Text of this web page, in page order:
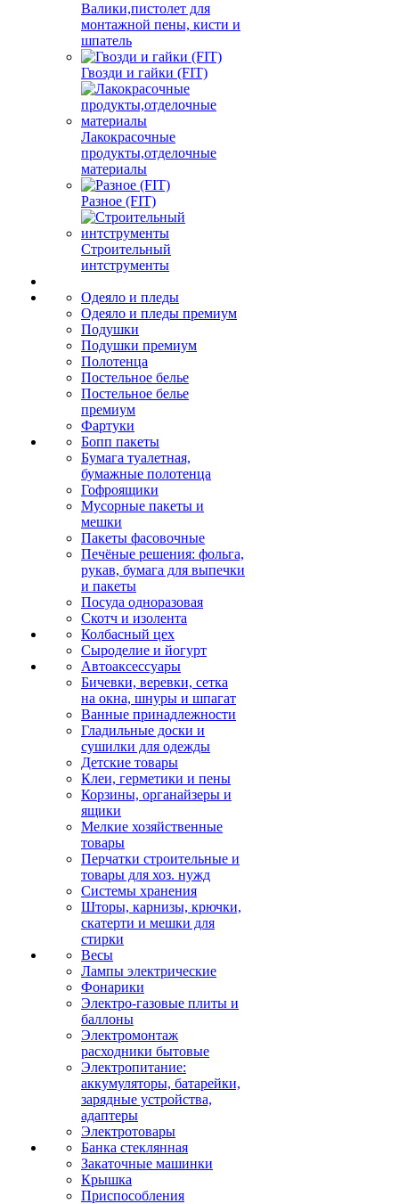
Валики,пистолет для
монтажной пены, кисти и
шпатель
Гвозди и гайки (FIT)
Лакокрасочные
продукты,отделочные
материалы
Разное (FIT)
Строительный
интструменты
Одеяло и пледы
Одеяло и пледы премиум
Подушки
Подушки премиум
Полотенца
Постельное белье
Постельное белье
премиум
Фартуки
Бопп пакеты
Бумага туалетная,
бумажные полотенца
Гофроящики
Мусорные пакеты и
мешки
Пакеты фасовочные
Печёные решения: фольга,
рукав, бумага для выпечки
и пакеты
Посуда одноразовая
Скотч и изолента
Колбасный цех
Сыроделие и йогурт
Автоаксессуары
Бичевки, веревки, сетка
на окна, шнуры и шпагат
Ванные принадлежности
Гладильные доски и
сушилки для одежды
Детские товары
Клеи, герметики и пены
Корзины, органайзеры и
ящики
Мелкие хозяйственные
товары
Перчатки строительные и
товары для хоз. нужд
Системы хранения
Шторы, карнизы, крючки,
скатерти и мешки для
стирки
Весы
Лампы электрические
Фонарики
Электро-газовые плиты и
баллоны
Электромонтаж
расходники бытовые
Электропитание:
аккумуляторы, батарейки,
зарядные устройства,
адаптеры
Электротовары
Банка стеклянная
Закаточные машинки
Крышка
Приспособления